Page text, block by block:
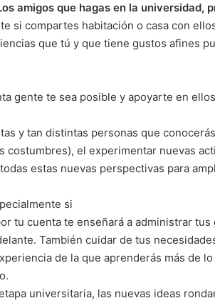
amigos que hagas en la universidad,
si compartes habitación o casa con
que tú y que tiene gustos afines
gente te sea posible y apoyarte en
y tan distintas personas que
el experimentar nuevas
estas nuevas perspectivas para
si
tu cuenta te enseñará a administrar tus
También cuidar de tus
de la que aprenderás más de
universitaria, las nuevas ideas